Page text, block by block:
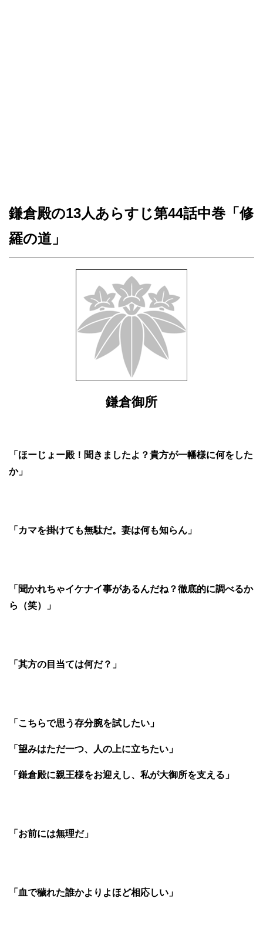
鎌倉殿の13人あらすじ第44話中巻「修
羅の道」
鎌倉御所
「ほーじょー殿！聞きましたよ？貴方が一幡様に何をした
か」
「カマを掛けても無駄だ。妻は何も知らん」
「聞かれちゃイケナイ事があるんだね？徹底的に調べるか
ら（笑）」
「其方の目当ては何だ？」
「こちらで思う存分腕を試したい」
「望みはただ一つ、人の上に立ちたい」
「鎌倉殿に親王様をお迎えし、私が大御所を支える」
「お前には無理だ」
「血で穢れた誰かよりよほど相応しい」